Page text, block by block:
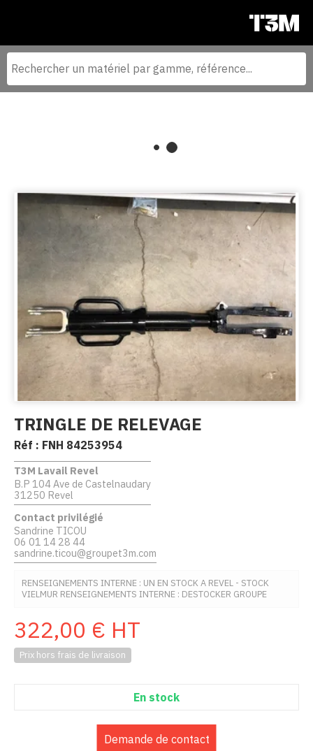
TRINGLE DE RELEVAGE
Réf : FNH 84253954
RENSEIGNEMENTS INTERNE : UN EN STOCK A REVEL - STOCK
VIELMUR RENSEIGNEMENTS INTERNE : DESTOCKER GROUPE
T3M Lavail Revel
B.P 104 Ave de Castelnaudary
31250 Revel
Contact privilégié
Sandrine TICOU
06 01 14 28 44
sandrine.ticou@groupet3m.com
322,00 € HT
Prix hors frais de livraison
En stock
Demande de contact